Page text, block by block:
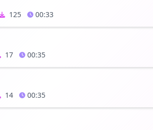
125 00:33
17 00:35
14 00:35